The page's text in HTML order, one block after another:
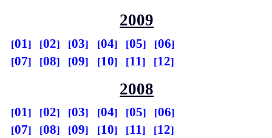
2009
01 02 03 04 05
06
07
08 09 10 11 12
2008
01 02 03 04 05
06
07
08 09 10 11 12